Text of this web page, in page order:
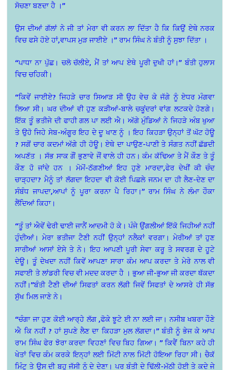
ਸੋਚਣਾ ਬਣਦਾ ਹੈ ।”
ਉਸ ਦੀਆਂ ਗੱਲਾਂ ਨੇ ਜੀ ਤਾਂ ਮੇਰਾ ਵੀ ਕਰਨ ਲਾ ਦਿੱਤਾ ਹੈ ਕਿ ਕਿਉਂ ਏਥੇ ਨਰਕ
ਵਿਚ ਫਸੇ ਹੋਏ ਹਾਂ,ਵਾਪਸ ਮੁੜ ਜਾਈਏ ।” ਰਾਮ ਸਿੰਘ ਨੇ ਬੰਤੀ ਨੂੰ ਸੁਝਾ ਦਿੱਤਾ ।
“ਪਾਧਾ ਨਾ ਪੁੱਛ। ਚਲੋ ਚੱਲੀਏ, ਮੈਂ ਤਾਂ ਆਪ ਏਥੇ ਪੂਰੀ ਦੁਖੀ ਹਾਂ।” ਬੰਤੀ ਹੁਲਾਸ
ਵਿਚ ਚਹਿਕੀ।
“ਕਿਵੇਂ ਜਾਈਏ? ਜਿਹੜੇ ਚਾਰ ਸਿਆੜ ਸੀ ਉਹ ਵੇਚ ਕੇ ਜੱਗੇ ਨੂੰ ਏਧਰ ਮੰਗਵਾ
ਲਿਆ ਸੀ। ਘਰ ਦੀਆਂ ਵੀ ਹੁਣ ਕੜੀਆਂ-ਬਾਲੇ ਚਕੂਂਦਰਾਂ ਵਾਂਗ ਲਟਕਦੇ ਹੋਣਗੇ।
ਇੱਕ ਤੂੰ ਭਤੀਜੇ ਦੀ ਫਾਹੀ ਗਲ ਪਾ ਲਈ ਐ। ਅੱਗੇ ਮੁੰਡਿਆਂ ਨੇ ਜਿਹੜੇ ਅੰਬ ਖੁਆ
ਤੇ ਉਹੋ ਜਿਹੇ ਸੇਬ-ਅੰਗੂਰ ਇਹ ਦੇ ਦੂ ਖਾਣ ਨੂੰ । ਇਹ ਕਿਹੜਾ ਉਨ੍ਹਾਂ ਤੋਂ ਘੱਟ ਹੋਊ
? ਸਗੋਂ ਚਾਰ ਕਦਮਾਂ ਅੱਗੇ ਹੀ ਹੋਊ। ਏਥੇ ਦਾ ਪਾਉਣ-ਪਾਣੀ ਤੇ ਸੰਗਤ ਨਹੀਂ ਛੱਡਦੀ
ਅਪਣੱਤ । ਸੱਭ ਸਾਕ ਗੌਂ ਭੁਣਾਵੇ ਜੌਂ ਵਾਲੇ ਹੀ ਹਨ। ਕੰਮ ਕੱਢਿਆ ਤੇ ਮੈਂ ਕੌਣ ਤੇ ਤੂੰ
ਕੌਣ ਹੋ ਜਾਂਦੇ ਹਨ । ਮੋਮੋਂ-ਠੱਗਣੀਆਂ ਇਹ ਹੁਣੇ ਮਾਰਦਾ,ਫੇਰ ਦੇਖੀਂ ਕੀ ਚੰਦ
ਚਾੜ੍ਹਦਾ? ਮੈਨੂੰ ਤਾਂ ਲੱਗਦਾ ਇਹਦਾ ਵੀ ਕੋਈ ਪਿਛਲੇ ਜਨਮ ਦਾ ਹੀ ਲੈਣ-ਦੇਣ ਦਾ
ਸੰਬੰਧ ਜਾਪਦਾ,ਆਪਾਂ ਨੂੰ ਪੂਰਾ ਕਰਨਾ ਪੈ ਰਿਹਾ।” ਰਾਮ ਸਿੰਘ ਨੇ ਲੰਮਾ ਹੌਕਾ
ਲੈਂਦਿਆਂ ਕਿਹਾ।
“ਤੂੰ ਤਾਂ ਐਵੇਂ ਢੇਰੀ ਢਾਈ ਜਾਨੈਂ ਆਦਮੀ ਹੋ ਕੇ। ਪੰਜੇ ਉਂਗਲੀਆਂ ਇੱਕੋ ਜਿਹੀਆਂ ਨਹੀਂ
ਹੁੰਦੀਆਂ। ਮੇਰਾ ਭਤੀਜਾ ਟੈਣੀ ਨਹੀਂ ਉਨ੍ਹਾਂ ਨਲੈਕਾਂ ਵਰਗਾ। ਮੇਰੀਆਂ ਤਾਂ ਹੁਣ
ਸਾਰੀਆਂ ਆਸਾਂ ਏਸੇ ਤੇ ਨੇ। ਇਹ ਆਪਣੀ ਪੂਰੀ ਸੇਵਾ ਕਰੂ ਤੇ ਸਵਰਗ ਦੇ ਹੂਟੇ
ਦੇਊ। ਤੂੰ ਦੇਖਦਾ ਨਹੀਂ ਕਿਵੇਂ ਆਪਣਾ ਸਾਰਾ ਕੰਮ ਆਪ ਕਰਦਾ ਤੇ ਮੇਰੇ ਨਾਲ ਵੀ
ਸਫਾਈ ਤੇ ਲਾਂਡਰੀ ਵਿਚ ਵੀ ਮਦਦ ਕਰਦਾ ਹੈ । ਭੁਆ ਜੀ-ਭੁਆ ਜੀ ਕਰਦਾ ਥੱਕਦਾ
ਨਹੀਂ।”ਬੰਤੀ ਟੈਣੀ ਦੀਆਂ ਸਿਫਤਾਂ ਕਰਨ ਲੱਗੀ ਜਿਵੇਂ ਸਿਫਤਾਂ ਦੇ ਆਸਰੇ ਹੀ ਸੱਭ
ਸੁੱਖ ਮਿਲ ਜਾਣੇ ਨੇ।
“ਚੰਗਾ ਜਾ ਹੁਣ ਕੋਈ ਆਰ੍ਹੇ ਲੱਗ ,ਫੋਕੇ ਝੂਟੇ ਈ ਨਾ ਲਈ ਜਾ। ਨਸੀਬ ਖਬਰਾ ਹੌਣੇ
ਐ ਕਿ ਨਹੀਂ ? ਹਾਂ ਸੁਪਣੇ ਲੈਣ ਦਾ ਕਿਹੜਾ ਮੁਲ ਲੱਗਦਾ।” ਬੰਤੀ ਨੂੰ ਭੇਜ ਕੇ ਆਪ
ਰਾਮ ਸਿੰਘ ਫੇਰ ਝੋਰਾ ਕਰਦਾ ਵਿਹਣਾਂ ਵਿਚ ਬਿਹ ਗਿਆ। ” ਕਿਵੈਂ ਬਿਨਾ ਕਹੇ ਹੀ
ਖੇਤਾਂ ਵਿਚ ਕੰਮ ਕਰਕੇ ਇਨ੍ਹਾਂ ਲਈ ਮਿੱਟੀ ਨਾਲ ਮਿੱਟੀ ਹੋਇਆ ਰਿਹਾ ਸੀ। ਚੈਕੱ
ਮਿੰਟੂ ਤੇ ਉਸ ਦੀ ਬਹੂ ਜੱਸੀ ਨੂੰ ਦੇ ਦੇਣਾ। ਪਰ ਬੰਤੀ ਦੇ ਢਿੱਲੀ-ਮੱਠੀ ਹੋਈ ਤੇ ਕਦੇ ਜੇ